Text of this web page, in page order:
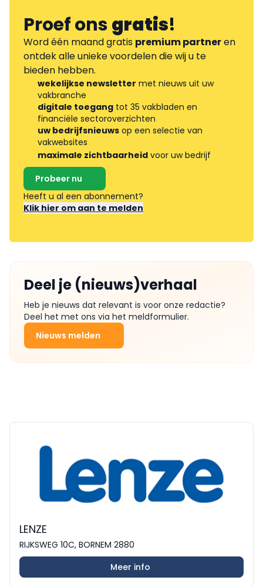
Proef onsgratis!
Word één maand gratis premium partneren
ontdek alle unieke voordelen die wij u te
bieden hebben.
wekelijkse newsletter met nieuws uit uw
vakbranche
digitale toegang tot 35 vakbladen en
financiële sectoroverzichten
uw bedrijfsnieuws op een selectie van
vakwebsites
maximale zichtbaarheid voor uw bedrijf
Probeer nu
Heeft u al een abonnement?
Klik hier om aan te melden
Deel je (nieuws)verhaal
Heb je nieuws dat relevant is voor onze redactie?
Deel het met ons via het meldformulier.
Nieuws melden
LENZE
RIJKSWEG 10C, BORNEM 2880
Meer info